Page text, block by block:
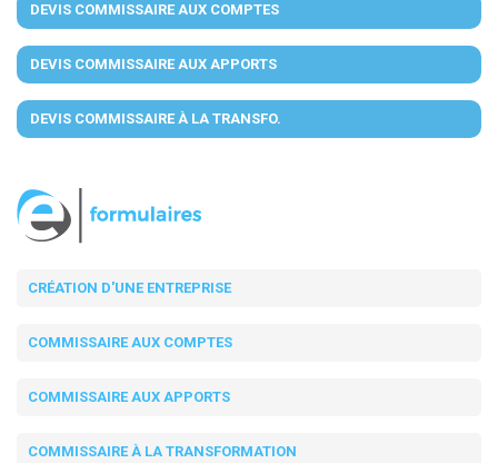
DEVIS COMMISSAIRE AUX COMPTES
DEVIS COMMISSAIRE AUX APPORTS
DEVIS COMMISSAIRE À LA TRANSFO.
CRÉATION D'UNE ENTREPRISE
COMMISSAIRE AUX COMPTES
COMMISSAIRE AUX APPORTS
COMMISSAIRE À LA TRANSFORMATION